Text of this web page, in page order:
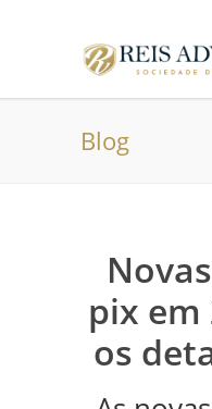
Blog
pix em
os